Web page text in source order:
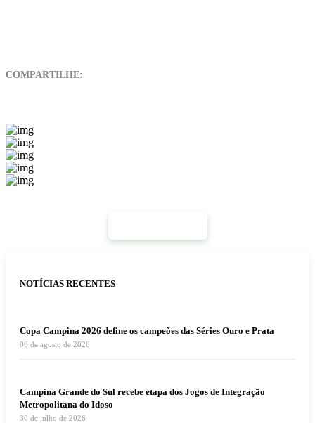
COMPARTILHE:
NOTÍCIAS RECENTES
Copa Campina 2026 define os campeões das Séries Ouro e Prata
06 de agosto de 2026
Campina Grande do Sul recebe etapa dos Jogos de Integração
Metropolitana do Idoso
30 de julho de 2026